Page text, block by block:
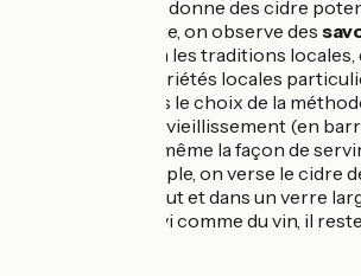
en France, ce qui donne des cidre
différents. Ensuite, on observe des
selon les traditions
la sélection de variétés locales
poursuivent dans le choix de la
fermentation, du vieillissement (en
par exemple), et même la façon de
Basque par exemple, on verse le cidre
à 30/40 cm de haut et dans un verre
gaz du cidre. Servi comme du vin, il